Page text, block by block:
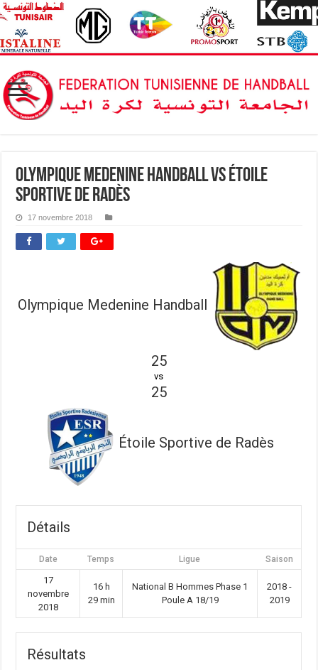
Olympique Medenine Handball vs Étoile
Sportive de Radès
17 novembre 2018
Olympique Medenine Handball
25
vs
25
Étoile Sportive de Radès
Détails
Date Temps Ligue Saison
17
novembre
2018
16 h
29 min
National B Hommes Phase 1
Poule A 18/19
2018 -
2019
Résultats